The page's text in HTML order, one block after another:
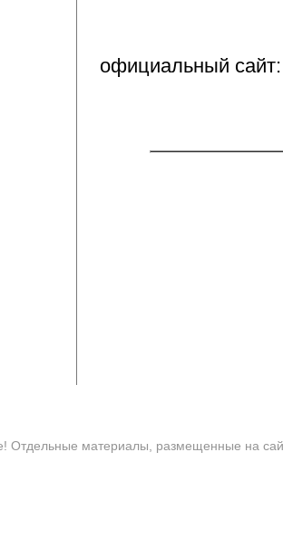
официальный
Отдельные материалы, размещенные на